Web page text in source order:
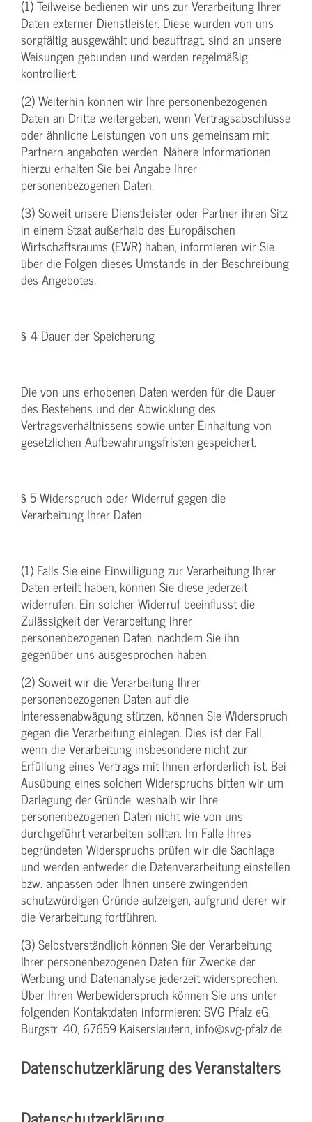
(1) Teilweise bedienen wir uns zur Verarbeitung Ihrer
Daten externer Dienstleister. Diese wurden von uns
sorgfältig ausgewählt und beauftragt, sind an unsere
Weisungen gebunden und werden regelmäßig
kontrolliert.
(2) Weiterhin können wir Ihre personenbezogenen
Daten an Dritte weitergeben, wenn Vertragsabschlüsse
oder ähnliche Leistungen von uns gemeinsam mit
Partnern angeboten werden. Nähere Informationen
hierzu erhalten Sie bei Angabe Ihrer
personenbezogenen Daten.
(3) Soweit unsere Dienstleister oder Partner ihren Sitz
in einem Staat außerhalb des Europäischen
Wirtschaftsraums (EWR) haben, informieren wir Sie
über die Folgen dieses Umstands in der Beschreibung
des Angebotes.
§ 4 Dauer der Speicherung
Die von uns erhobenen Daten werden für die Dauer
des Bestehens und der Abwicklung des
Vertragsverhältnissens sowie unter Einhaltung von
gesetzlichen Aufbewahrungsfristen gespeichert.
§ 5 Widerspruch oder Widerruf gegen die
Verarbeitung Ihrer Daten
(1) Falls Sie eine Einwilligung zur Verarbeitung Ihrer
Daten erteilt haben, können Sie diese jederzeit
widerrufen. Ein solcher Widerruf beeinflusst die
Zulässigkeit der Verarbeitung Ihrer
personenbezogenen Daten, nachdem Sie ihn
gegenüber uns ausgesprochen haben.
(2) Soweit wir die Verarbeitung Ihrer
personenbezogenen Daten auf die
Interessenabwägung stützen, können Sie Widerspruch
gegen die Verarbeitung einlegen. Dies ist der Fall,
wenn die Verarbeitung insbesondere nicht zur
Erfüllung eines Vertrags mit Ihnen erforderlich ist. Bei
Ausübung eines solchen Widerspruchs bitten wir um
Darlegung der Gründe, weshalb wir Ihre
personenbezogenen Daten nicht wie von uns
durchgeführt verarbeiten sollten. Im Falle Ihres
begründeten Widerspruchs prüfen wir die Sachlage
und werden entweder die Datenverarbeitung einstellen
bzw. anpassen oder Ihnen unsere zwingenden
schutzwürdigen Gründe aufzeigen, aufgrund derer wir
die Verarbeitung fortführen.
(3) Selbstverständlich können Sie der Verarbeitung
Ihrer personenbezogenen Daten für Zwecke der
Werbung und Datenanalyse jederzeit widersprechen.
Über Ihren Werbewiderspruch können Sie uns unter
folgenden Kontaktdaten informieren: SVG Pfalz eG,
Burgstr. 40, 67659 Kaiserslautern, info@svg-pfalz.de.
Datenschutzerklärung des Veranstalters